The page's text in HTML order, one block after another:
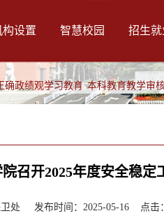
构设置 智慧校园 招生就
确政绩观学习教育 本科教育教学审
召开2025年度安全稳定
卫处 发布时间：2025-05-16 点击：